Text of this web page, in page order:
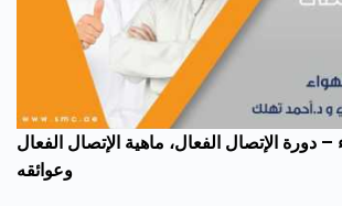
– دورة الإتصال الفعال، ماهية الإتصال الفعال
وعوائقه